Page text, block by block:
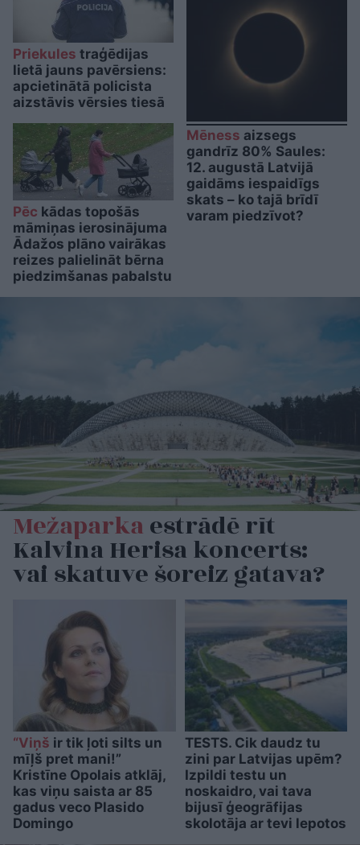
Priekules traģēdijas
lietā jauns pavērsiens:
apcietinātā policista
aizstāvis vērsies tiesā
Pēc kādas topošās
māmiņas ierosinājuma
Ādažos plāno vairākas
reizes palielināt bērna
piedzimšanas pabalstu
Mēness aizsegs
gandrīz 80% Saules:
12. augustā Latvijā
gaidāms iespaidīgs
skats – ko tajā brīdī
varam piedzīvot?
Mežaparkaestrādē rīt
Kalvina Herisa koncerts:
vai skatuve šoreiz gatava?
“Viņš ir tik ļoti silts un
mīļš pret mani!”
Kristīne Opolais atklāj,
kas viņu saista ar 85
gadus veco Plasido
Domingo
TESTS. Cik daudz tu
zini par Latvijas upēm?
Izpildi testu un
noskaidro, vai tava
bijusī ģeogrāfijas
skolotāja ar tevi lepotos